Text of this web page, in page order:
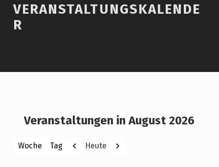
VERANSTALTUNGSKALENDE
R
Veranstaltungen in August 2026
Woche Tag
Monat
Jahr
Zurück
Heute Weiter